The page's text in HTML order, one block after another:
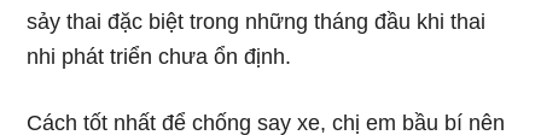
sảy thai đặc biệt trong những tháng đầu khi thai
nhi phát triển chưa ổn định.
Cách tốt nhất để chống say xe, chị em bầu bí nên